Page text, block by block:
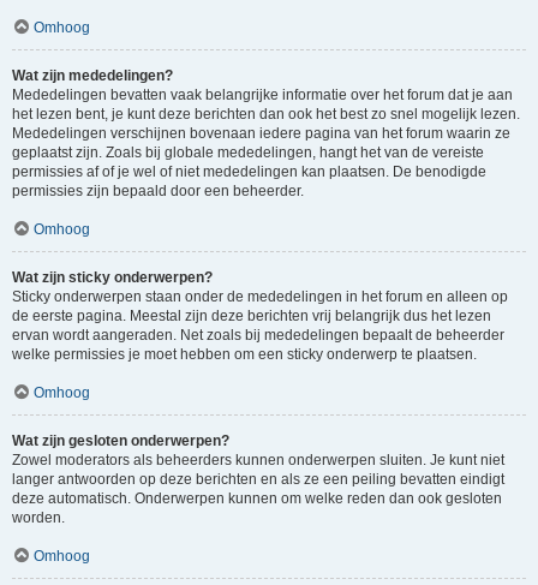
Omhoog
Wat zijn mededelingen?
Mededelingen bevatten vaak belangrijke informatie over het forum dat je aan
het lezen bent, je kunt deze berichten dan ook het best zo snel mogelijk lezen.
Mededelingen verschijnen bovenaan iedere pagina van het forum waarin ze
geplaatst zijn. Zoals bij globale mededelingen, hangt het van de vereiste
permissies af of je wel of niet mededelingen kan plaatsen. De benodigde
permissies zijn bepaald door een beheerder.
Omhoog
Wat zijn sticky onderwerpen?
Sticky onderwerpen staan onder de mededelingen in het forum en alleen op
de eerste pagina. Meestal zijn deze berichten vrij belangrijk dus het lezen
ervan wordt aangeraden. Net zoals bij mededelingen bepaalt de beheerder
welke permissies je moet hebben om een sticky onderwerp te plaatsen.
Omhoog
Wat zijn gesloten onderwerpen?
Zowel moderators als beheerders kunnen onderwerpen sluiten. Je kunt niet
langer antwoorden op deze berichten en als ze een peiling bevatten eindigt
deze automatisch. Onderwerpen kunnen om welke reden dan ook gesloten
worden.
Omhoog